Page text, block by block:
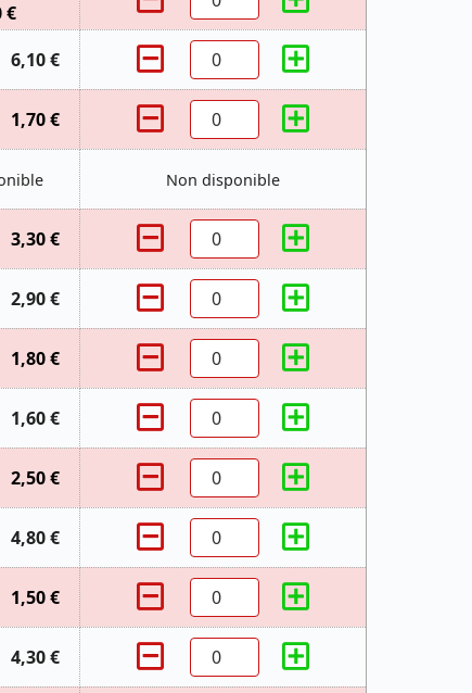
€
6,10 €
1,70 €
Non disponible
3,30 €
2,90 €
1,80 €
1,60 €
2,50 €
4,80 €
1,50 €
4,30 €